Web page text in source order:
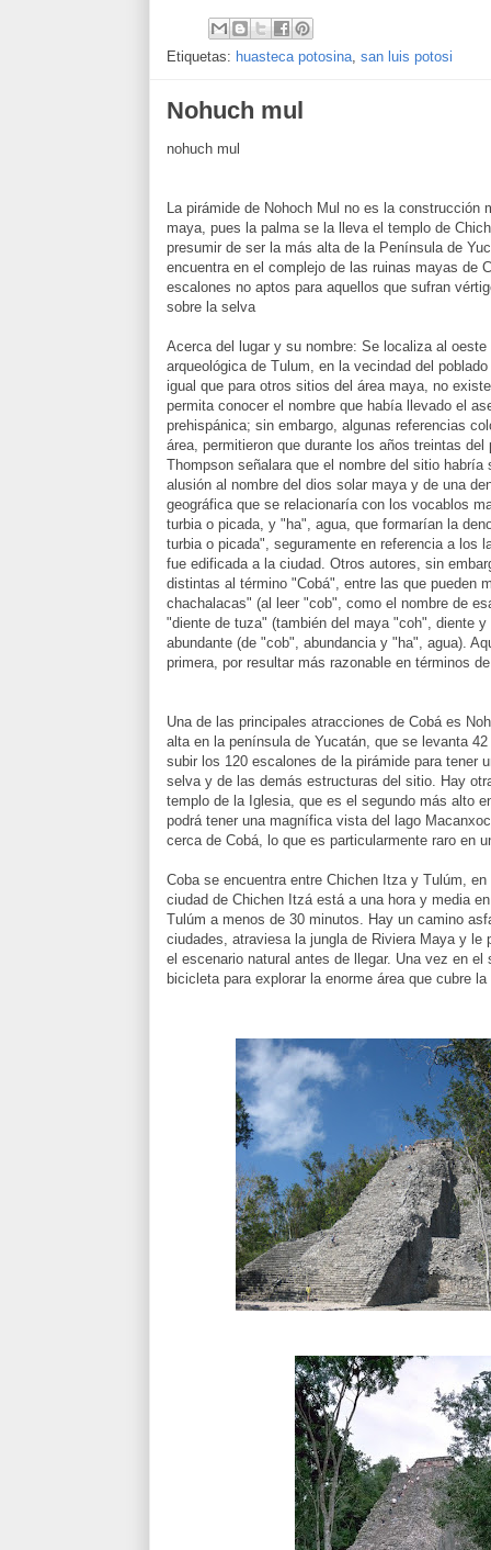
Etiquetas: huasteca potosina, san luis potosi
Nohuch mul
nohuch mul
La pirámide de Nohoch Mul no es la construcción
maya, pues la palma se la lleva el templo de
presumir de ser la más alta de la Península de
encuentra en el complejo de las ruinas mayas de
escalones no aptos para aquellos que sufran
sobre la selva
Acerca del lugar y su nombre: Se localiza al oeste
arqueológica de Tulum, en la vecindad del
igual que para otros sitios del área maya, no
permita conocer el nombre que había llevado el
prehispánica; sin embargo, algunas referencias
área, permitieron que durante los años treintas
Thompson señalara que el nombre del sitio habría
alusión al nombre del dios solar maya y de una
geográfica que se relacionaría con los vocablos
turbia o picada, y "ha", agua, que formarían la
turbia o picada", seguramente en referencia a los
fue edificada a la ciudad. Otros autores, sin
distintas al término "Cobá", entre las que pueden
chachalacas" (al leer "cob", como el nombre de
"diente de tuza" (también del maya "coh", diente
abundante (de "cob", abundancia y "ha", agua).
primera, por resultar más razonable en términos
Una de las principales atracciones de Cobá es
alta en la península de Yucatán, que se levanta
subir los 120 escalones de la pirámide para tener
selva y de las demás estructuras del sitio. Hay
templo de la Iglesia, que es el segundo más alto
podrá tener una magnífica vista del lago
cerca de Cobá, lo que es particularmente raro en
Coba se encuentra entre Chichen Itza y Tulúm,
ciudad de Chichen Itzá está a una hora y media
Tulúm a menos de 30 minutos. Hay un camino
ciudades, atraviesa la jungla de Riviera Maya y le
el escenario natural antes de llegar. Una vez en el
bicicleta para explorar la enorme área que cubre la